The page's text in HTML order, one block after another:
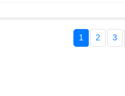
第二， 老胡同意中国官方部门的
中国人的事件，它在中国社会总
美国人事件也是一样。即使这次
1 2 3